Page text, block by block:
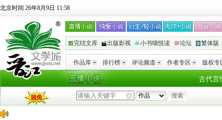
北京时间 26年8月9日 11:58
完结文库 出版影视 小书喵悦读 论坛 繁体版
作品库 排行榜 评论频道 作者专区 版权专
古代言